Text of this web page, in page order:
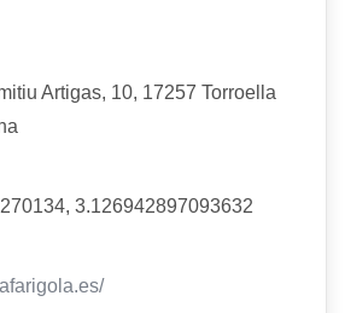
Artigas, 10, 17257 Torroella
3.126942897093632